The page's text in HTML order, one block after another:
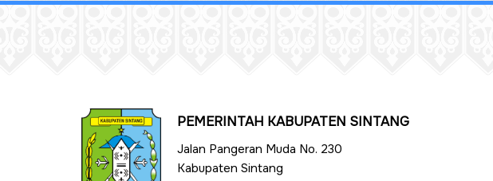
PEMERINTAH KABUPATEN SINTANG
Jalan Pangeran Muda No. 230
Kabupaten Sintang